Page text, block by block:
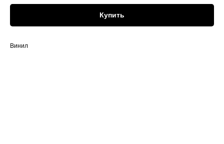
Купить
Винил